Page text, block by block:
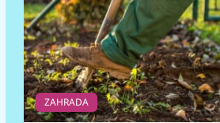
ZAHRADA